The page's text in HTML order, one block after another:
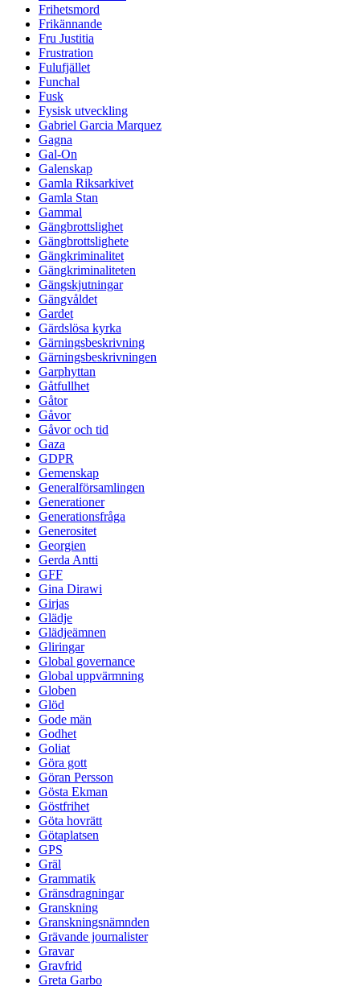
Frihetsmord
Frikännande
Fru Justitia
Frustration
Fulufjället
Funchal
Fusk
Fysisk utveckling
Gabriel Garcia Marquez
Gagna
Gal-On
Galenskap
Gamla Riksarkivet
Gamla Stan
Gammal
Gängbrottslighet
Gängbrottslighete
Gängkriminalitet
Gängkriminaliteten
Gängskjutningar
Gängvåldet
Gardet
Gärdslösa kyrka
Gärningsbeskrivning
Gärningsbeskrivningen
Garphyttan
Gåtfullhet
Gåtor
Gåvor
Gåvor och tid
Gaza
GDPR
Gemenskap
Generalförsamlingen
Generationer
Generationsfråga
Generositet
Georgien
Gerda Antti
GFF
Gina Dirawi
Girjas
Glädje
Glädjeämnen
Gliringar
Global governance
Global uppvärmning
Globen
Glöd
Gode män
Godhet
Goliat
Göra gott
Göran Persson
Gösta Ekman
Göstfrihet
Göta hovrätt
Götaplatsen
GPS
Gräl
Grammatik
Gränsdragningar
Granskning
Granskningsnämnden
Grävande journalister
Gravar
Gravfrid
Greta Garbo